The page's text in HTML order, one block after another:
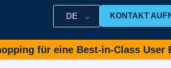
DE KONTAKT
für eine Best-in-Class User